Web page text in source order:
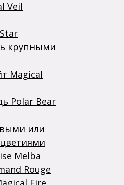
Veil
крупными
Magical
Polar Bear
или
Melba
Rouge